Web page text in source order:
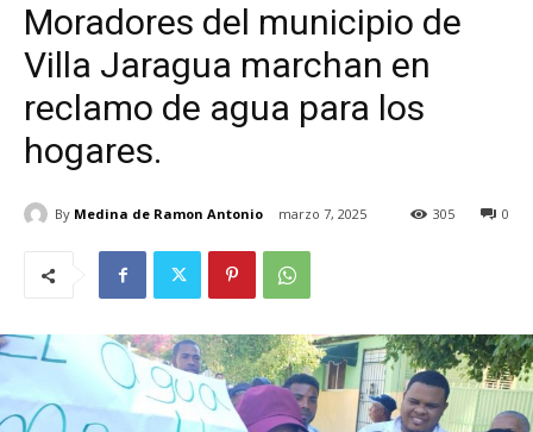
Moradores del municipio de
Villa Jaragua marchan en
reclamo de agua para los
hogares.
By Medina de Ramon Antonio marzo 7, 2025 0
305